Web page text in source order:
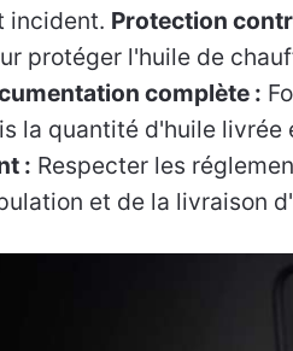
incident. Protection
protéger l'huile de
complète :
la quantité d'huile livrée
: Respecter les
et de la livraison